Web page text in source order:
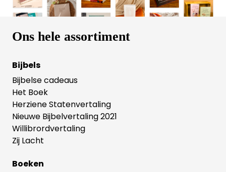
Ons hele assortiment
Bijbels
Bijbelse cadeaus
Het Boek
Herziene Statenvertaling
Nieuwe Bijbelvertaling 2021
Willibrordvertaling
Zij Lacht
Boeken